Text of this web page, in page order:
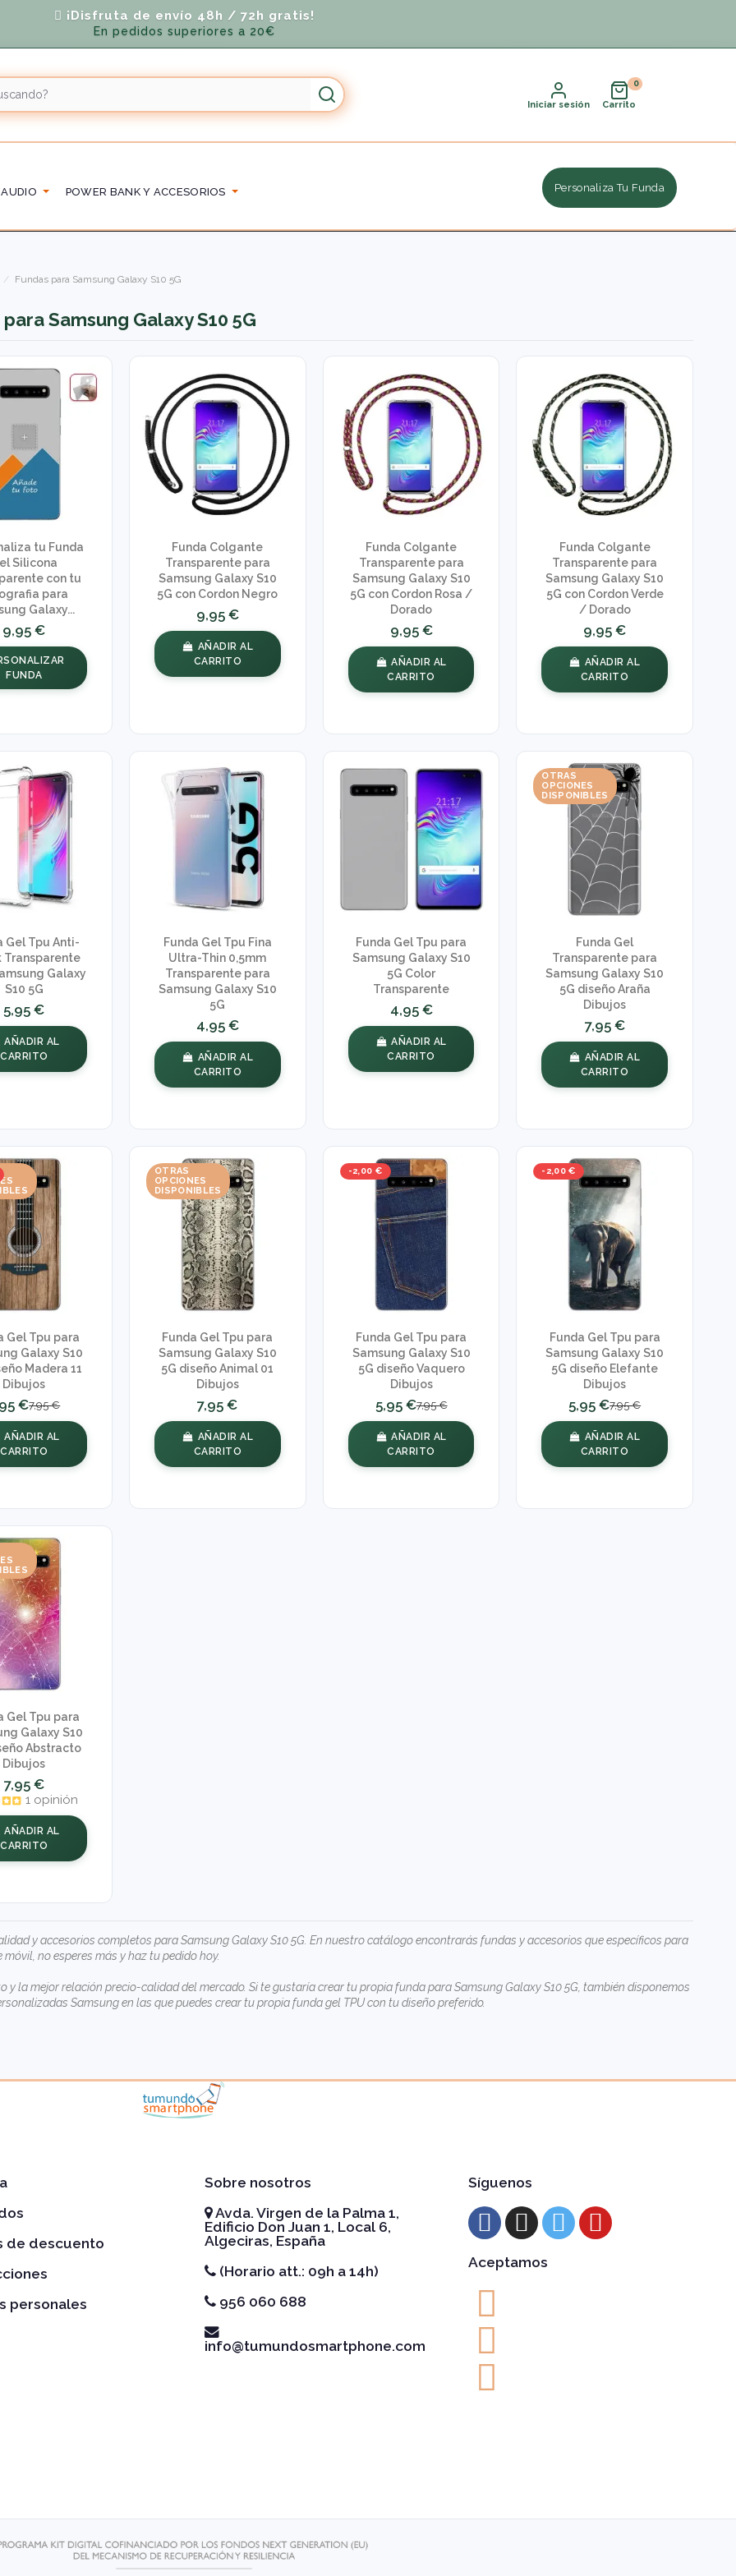
¡Disfruta de envío 48h / 72h gratis!
En pedidos superiores a 20€
Iniciar sesión Carrito
POWER BANK Y ACCESORIOS Personaliza Tu Funda
Fundas para Samsung Galaxy S10 5G
Samsung Galaxy S10 5G
tu Funda
Silicona
con tu
para
Galaxy...
9,95 €
FUNDA
Funda Colgante
Transparente para
Samsung Galaxy S10
5G con Cordon Negro
9,95 €
AÑADIR AL
CARRITO
Funda Colgante
Transparente para
Samsung Galaxy S10
5G con Cordon Rosa /
Dorado
9,95 €
AÑADIR AL
CARRITO
Funda Colgante
Transparente para
Samsung Galaxy S10
5G con Cordon Verde
/ Dorado
9,95 €
AÑADIR AL
CARRITO
Gel Tpu Anti-
Transparente
Galaxy
S10 5G
5,95 €
AÑADIR AL
CARRITO
Funda Gel Tpu Fina
Ultra-Thin 0,5mm
Transparente para
Samsung Galaxy S10
5G
4,95 €
AÑADIR AL
CARRITO
Funda Gel Tpu para
Samsung Galaxy S10
5G Color
Transparente
4,95 €
AÑADIR AL
CARRITO
OTRAS
OPCIONES
DISPONIBLES
Funda Gel
Transparente para
Samsung Galaxy S10
5G diseño Araña
Dibujos
7,95 €
AÑADIR AL
CARRITO
Gel Tpu para
Galaxy S10
Madera 11
Dibujos
€7,95 €
AÑADIR AL
CARRITO
OTRAS
OPCIONES
DISPONIBLES
Funda Gel Tpu para
Samsung Galaxy S10
5G diseño Animal 01
Dibujos
7,95 €
AÑADIR AL
CARRITO
-2,00 €
Funda Gel Tpu para
Samsung Galaxy S10
5G diseño Vaquero
Dibujos
5,95 €7,95 €
AÑADIR AL
CARRITO
-2,00 €
Funda Gel Tpu para
Samsung Galaxy S10
5G diseño Elefante
Dibujos
5,95 €7,95 €
AÑADIR AL
CARRITO
Gel Tpu para
Galaxy S10
Abstracto
Dibujos
7,95 €
1 opinión
AÑADIR AL
CARRITO
y accesorios completos para Samsung Galaxy S10 5G. En nuestro catálogo encontrarás fundas y accesorios que específicos para
móvil, no esperes más y haz tu pedido hoy.
y la mejor relación precio-calidad del mercado. Si te gustaría crear tu propia funda para Samsung Galaxy S10 5G, también disponemos
Samsungen las que puedes crear tu propia funda gel TPU con tu diseño preferido.
de descuento
personales
Sobre nosotros
Avda. Virgen de la Palma 1,
Edificio Don Juan 1, Local 6,
Algeciras, España
(Horario att.: 09h a 14h)
956 060 688
info@tumundosmartphone.com
Síguenos
Aceptamos